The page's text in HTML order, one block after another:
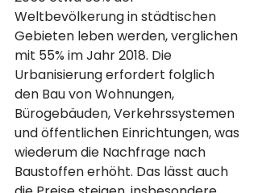
Weltbevölkerung in städtischen
Gebieten leben werden, verglichen
mit 55% im Jahr 2018. Die
Urbanisierung erfordert folglich
den Bau von Wohnungen,
Bürogebäuden, Verkehrssystemen
und öffentlichen Einrichtungen, was
wiederum die Nachfrage nach
Baustoffen erhöht. Das lässt auch